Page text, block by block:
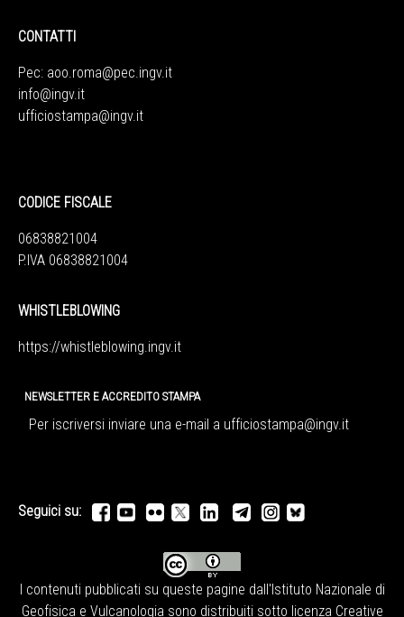
CONTATTI
Pec: aoo.roma@pec.ingv.it
info@ingv.it
ufficiostampa@ingv.it
CODICE FISCALE
06838821004
P.IVA 06838821004
WHISTLEBLOWING
https://whistleblowing.ingv.it
NEWSLETTER E ACCREDITO STAMPA
Per iscriversi inviare una e-mail a ufficiostampa@ingv.it
Seguici su:
I contenuti pubblicati su queste pagine dall' Istituto Nazionale di
Geofisica e Vulcanologia sono distribuiti sotto licenza Creative